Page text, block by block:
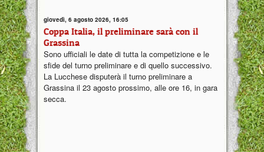
giovedì, 6 agosto 2026, 16:05
Coppa Italia, il preliminare sarà con il
Grassina
Sono ufficiali le date di tutta la competizione e le
sfide del turno preliminare e di quello successivo.
La Lucchese disputerà il turno preliminare a
Grassina il 23 agosto prossimo, alle ore 16, in gara
secca.